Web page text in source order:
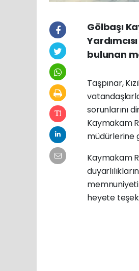
Gölbaşı
bulunan
Taşpınar,
sorunlarını
Kaymakam
müdürlerine
Kaymakam
heyete